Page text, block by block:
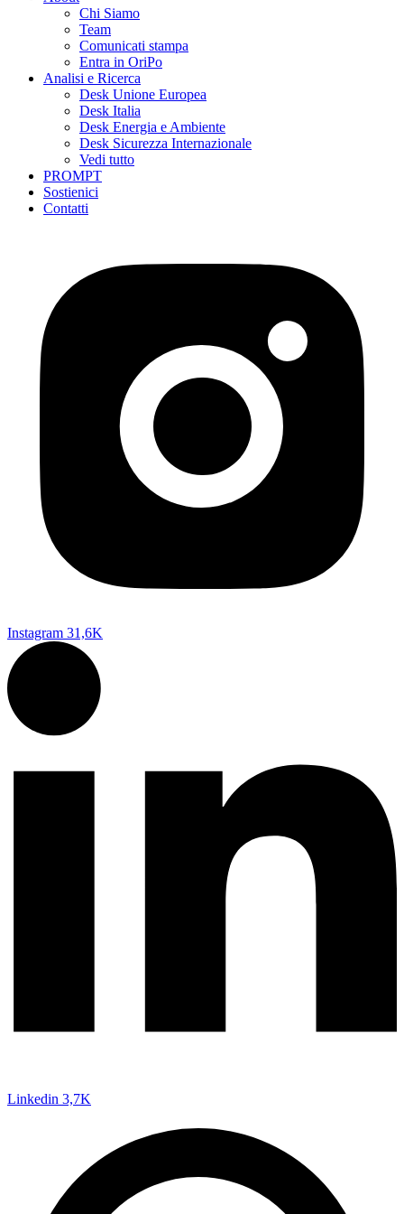
Chi Siamo
Team
Comunicati stampa
Entra in OriPo
Analisi e Ricerca
Desk Unione Europea
Desk Italia
Desk Energia e Ambiente
Desk Sicurezza Internazionale
Vedi tutto
PROMPT
Sostienici
Contatti
Instagram 31,6K
Linkedin 3,7K